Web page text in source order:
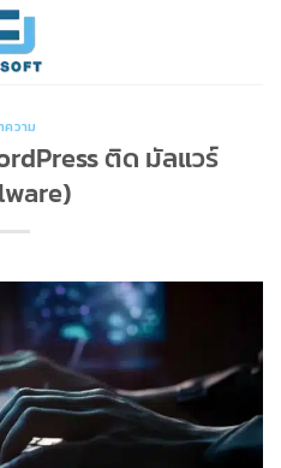
ความ
ติด มัลแวร์